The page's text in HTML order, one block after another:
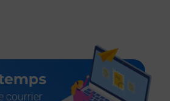
courrier